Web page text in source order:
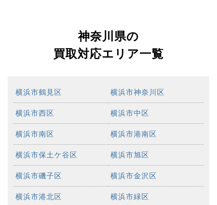
神奈川県の
買取対応エリア一覧
横浜市鶴見区 横浜市神奈川区
横浜市西区 横浜市中区
横浜市南区 横浜市港南区
横浜市保土ケ谷区 横浜市旭区
横浜市磯子区 横浜市金沢区
横浜市港北区 横浜市緑区